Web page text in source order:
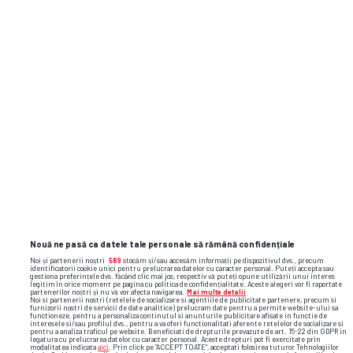
Nouă ne pasă ca datele tale personale să rămână confidențiale
Noi și partenerii noștri 589 stocăm și/sau accesăm informații pe dispozitivul dvs., precum
identificatorii cookie unici pentru prelucrarea datelor cu caracter personal. Puteți accepta sau
gestiona preferințele dvs. făcând clic mai jos, respectiv vă puteți opune utilizării unui interes
legitim în orice moment pe pagina cu politica de confidențialitate. Aceste alegeri vor fi raportate
partenerilor noștri și nu vă vor afecta navigarea. Mai multe detalii
Noi si partenerii nostri (retelele de socializare si agentiile de publicitate partenere, precum si
furnizorii nostri de servicii de date analitice) prelucram date pentru a permite website-ului sa
functioneze, pentru a personaliza continutul si anunturile publicitare afisate in functie de
interesele si/sau profilul dvs., pentru a va oferi functionalitati aferente retelelor de socializare si
pentru a analiza traficul pe website. Beneficiati de drepturile prevazute de art. 15-22 din GDPR in
legatura cu prelucrarea datelor cu caracter personal. Aceste drepturi pot fi exercitate prin
modalitatea indicataaici
. Prin click pe “ACCEPT TOATE”, acceptati folosirea tuturor Tehnologiilor